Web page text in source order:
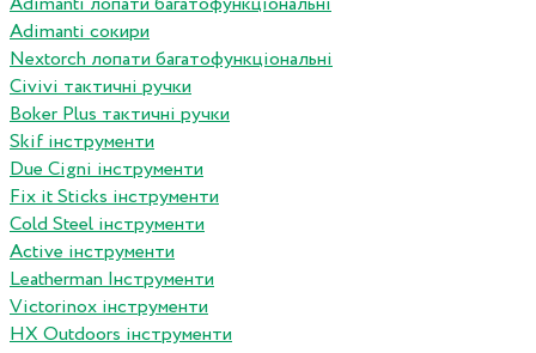
Adimanti сокири
Nextorch лопати багатофункціональні
Сivivi тактичні ручки
Boker Plus тактичні ручки
Skif інструменти
Due Cigni інструменти
Fix it Sticks інструменти
Сold Steel інструменти
Active інструменти
Leatherman Інструменти
Victorinox інструменти
HX Outdoors інструменти